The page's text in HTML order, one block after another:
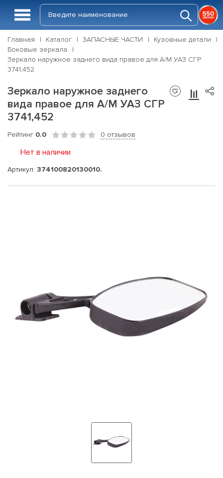
Главная Каталог ЗАПАСНЫЕ ЧАСТИ
Кузовные детали
Боковые зеркала
Зеркало наружное заднего вида правое для А/М УАЗ СГР
3741,452
Зеркало наружное заднего
вида правое для А/М УАЗ СГР
3741,452
Рейтинг 0.0 0 отзывов
Нет в наличии
Артикул: 374100820130010.